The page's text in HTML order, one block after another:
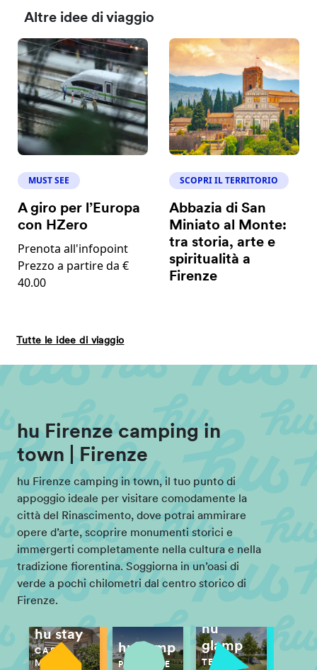
Altre idee di viaggio
MUST SEE
A giro per l’Europa
con HZero
Prenota all'infopoint
Prezzo a partire da €
40.00
SCOPRI IL TERRITORIO
Abbazia di San
Miniato al Monte:
tra storia, arte e
spiritualità a
Firenze
Tutte le idee di viaggio
hu Firenze camping in
town | Firenze
hu Firenze camping in town, il tuo punto di
appoggio ideale per visitare comodamente la
città del Rinascimento, dove potrai ammirare
opere d’arte, scoprire monumenti storici e
immergerti completamente nella cultura e nella
tradizione fiorentina. Soggiorna in un’oasi di
verde a pochi chilometri dal centro storico di
Firenze.
hu stay
CASE
MOBILI
hu camp
PIAZZOLE
hu
glamp
TENDE